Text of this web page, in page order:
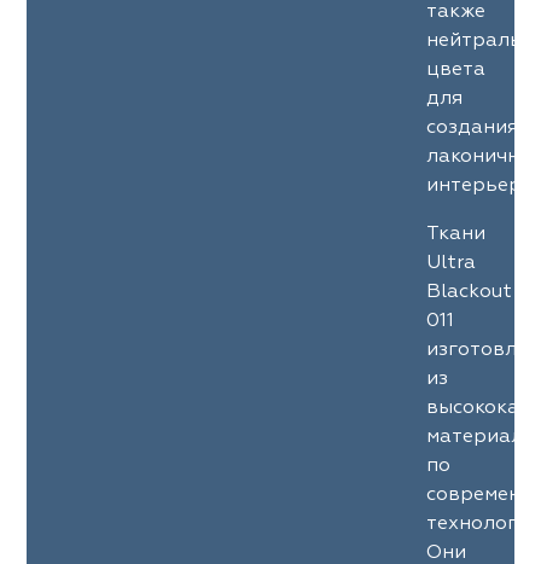
также
цвета
для
создания
Ткани
Ultra
Blackout
011
из
по
Они